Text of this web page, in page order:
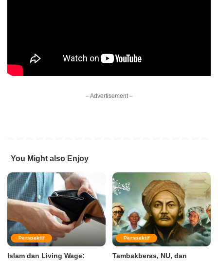
– Advertisement –
You Might also Enjoy
Perspektif
Islam dan Living Wage:
Perspektif
Tambakberas, NU, dan